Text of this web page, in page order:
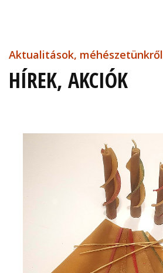
Aktualitások, méhészetünkről
HÍREK, AKCIÓK